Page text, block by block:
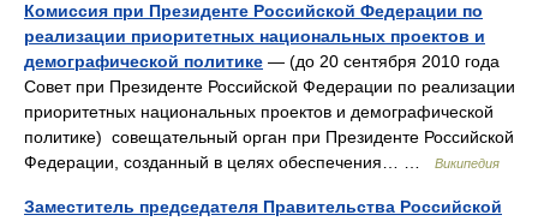
Комиссия при Президенте Российской Федерации по
реализации приоритетных национальных проектов и
демографической политике — (до 20 сентября 2010 года
Совет при Президенте Российской Федерации по реализации
приоритетных национальных проектов и демографической
политике) совещательный орган при Президенте Российской
Федерации, созданный в целях обеспечения… …
Википедия
Заместитель председателя Правительства Российской